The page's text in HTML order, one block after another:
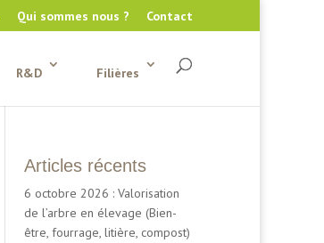
Qui sommes nous ? Contact
R&D Filières
Articles récents
6 octobre 2026 : Valorisation
de l’arbre en élevage (Bien-
être, fourrage, litière, compost)